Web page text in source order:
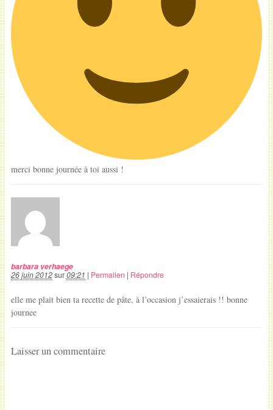
merci bonne journée à toi aussi !
barbara verhaege
26 juin 2012sur09:21 | Permalien | Répondre
elle me plait bien ta recette de pâte, à l’occasion j’essaierais !! bonne
journee
Laisser un commentaire